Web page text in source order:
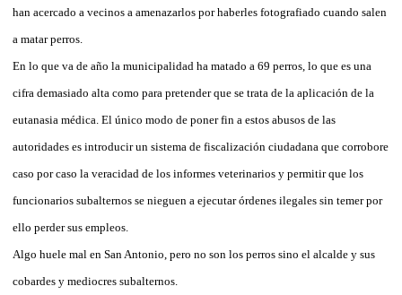
han acercado a vecinos a amenazarlos por haberles fotografiado cuando salen
a matar perros.
En lo que va de año la municipalidad ha matado a 69 perros, lo que es una
cifra demasiado alta como para pretender que se trata de la aplicación de la
eutanasia médica. El único modo de poner fin a estos abusos de las
autoridades es introducir un sistema de fiscalización ciudadana que corrobore
caso por caso la veracidad de los informes veterinarios y permitir que los
funcionarios subalternos se nieguen a ejecutar órdenes ilegales sin temer por
ello perder sus empleos.
Algo huele mal en San Antonio, pero no son los perros sino el alcalde y sus
cobardes y mediocres subalternos.